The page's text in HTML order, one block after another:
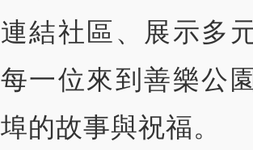
連結社區、展示多
每一位來到善樂公
埠的故事與祝福。